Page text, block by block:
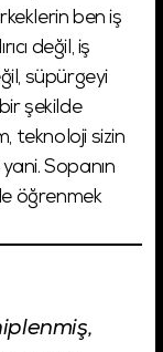
ben iş
değil, iş
süpürgeyi
şekilde
teknoloji sizin
Sopanın
öğrenmek